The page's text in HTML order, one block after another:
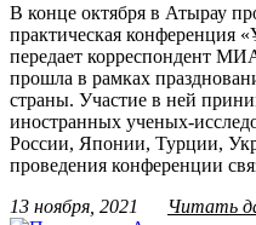
В конце октября в Атырау
практическая
передает корреспондент
прошла в рамках
страны. Участие в ней
иностранных ученых-
России, Японии, Турции,
проведения конференции
13 ноября, 2021
Читать